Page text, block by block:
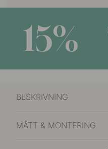
15%
BESKRIVNING
MÅTT & MONTERING